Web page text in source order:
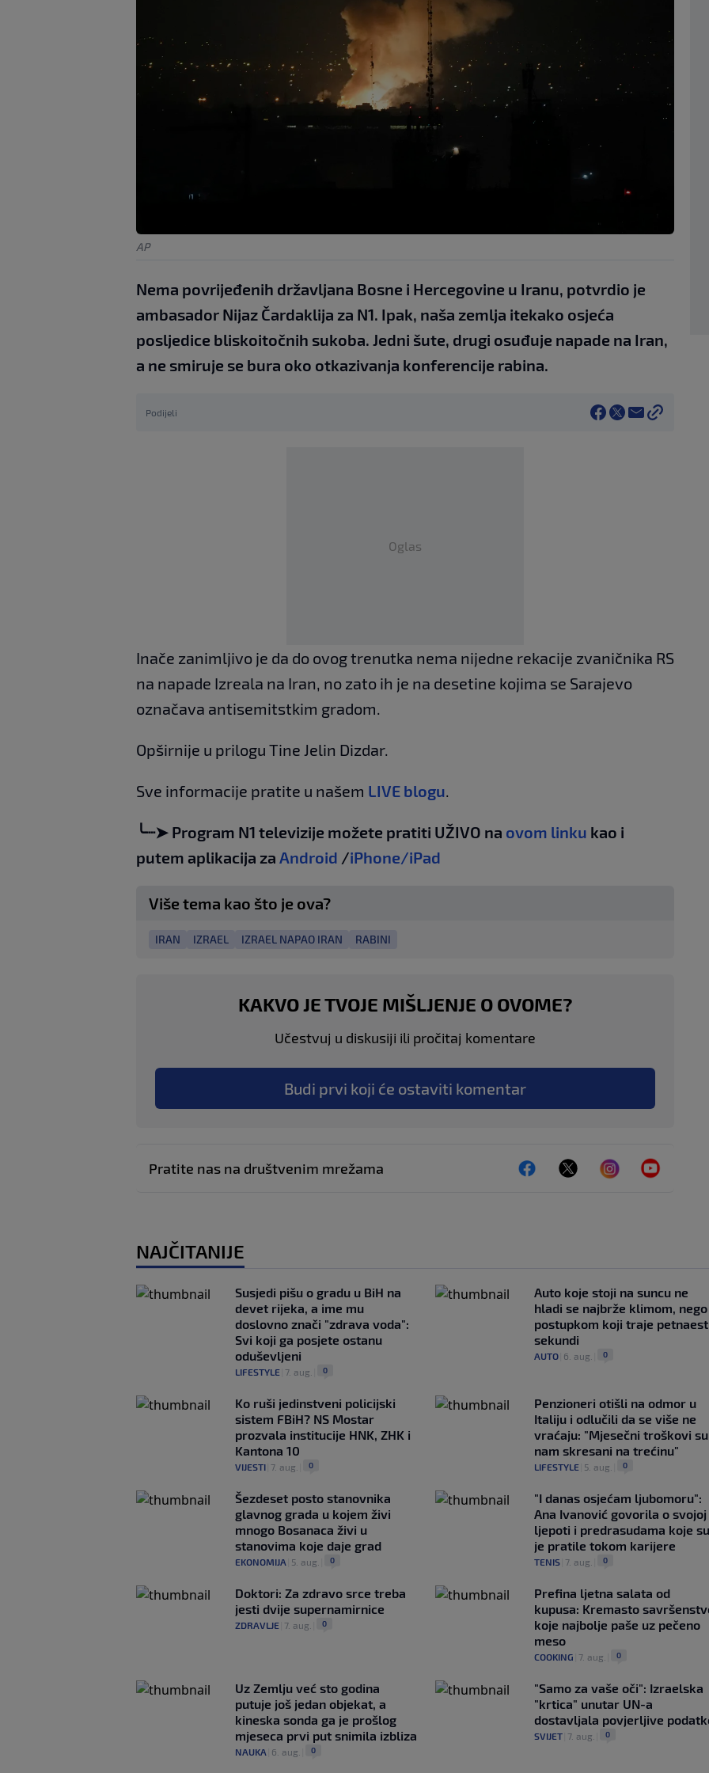
AP
Nema povrijeđenih državljana Bosne i Hercegovine u Iranu, potvrdio je
ambasador Nijaz Čardaklija za N1. Ipak, naša zemlja itekako osjeća
posljedice bliskoitočnih sukoba. Jedni šute, drugi osuđuje napade na Iran,
a ne smiruje se bura oko otkazivanja konferencije rabina.
Podijeli
Oglas
Inače zanimljivo je da do ovog trenutka nema nijedne rekacije zvaničnika RS
na napade Izreala na Iran, no zato ih je na desetine kojima se Sarajevo
označava antisemitstkim gradom.
Opširnije u prilogu Tine Jelin Dizdar.
Sve informacije pratite u našem LIVE blogu
╰┈➤ Program N1 televizije možete pratiti UŽIVO na ovom linku kao i
putem aplikacija za Android /iPhone/iPad
Više tema kao što je ova?
IRAN IZRAEL IZRAEL NAPAO IRAN RABINI
KAKVO JE TVOJE MIŠLJENJE O OVOME?
Učestvuj u diskusiji ili pročitaj komentare
Budi prvi koji će ostaviti komentar
Pratite nas na društvenim mrežama
NAJČITANIJE
Susjedi pišu o gradu u BiH na
devet rijeka, a ime mu
doslovno znači "zdrava voda":
Svi koji ga posjete ostanu
oduševljeni
LIFESTYLE 7. aug. 0
Auto koje stoji na suncu ne
hladi se najbrže klimom, nego
postupkom koji traje petnaest
sekundi
AUTO| 6. aug. 0
Ko ruši jedinstveni policijski
sistem FBiH? NS Mostar
prozvala institucije HNK, ZHK i
Kantona 10
VIJESTI 7. aug. 0
Penzioneri otišli na odmor u
Italiju i odlučili da se više ne
vraćaju: "Mjesečni troškovi su
nam skresani na trećinu"
LIFESTYLE| 5. aug. 0
Šezdeset posto stanovnika
glavnog grada u kojem živi
mnogo Bosanaca živi u
stanovima koje daje grad
EKONOMIJA 5. aug. 0
"I danas osjećam ljubomoru":
Ana Ivanović govorila o svojoj
ljepoti i predrasudama koje su
je pratile tokom karijere
TENIS| 7. aug. 0
Doktori: Za zdravo srce treba
jesti dvije supernamirnice
ZDRAVLJE 7. aug. 0
Prefina ljetna salata od
kupusa: Kremasto
koje najbolje paše uz pečeno
meso
COOKING 7. aug. 0
Uz Zemlju već sto godina
putuje još jedan objekat, a
kineska sonda ga je prošlog
mjeseca prvi put snimila izbliza
NAUKA 6. aug. 0
"Samo za vaše oči": Izraelska
"krtica" unutar UN-a
dostavljala povjerljive
SVIJET| 7. aug. 0